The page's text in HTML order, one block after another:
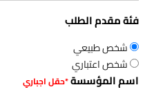
فئة مقدم الطلب
شخص طبيعي
شخص اعتباري
اسم المؤسسة